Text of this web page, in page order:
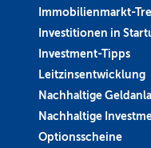
Immobilienmarkt-
Investitionen in
Investment-Tipps
Leitzinsentwicklung
Nachhaltige
Nachhaltige
Optionsscheine